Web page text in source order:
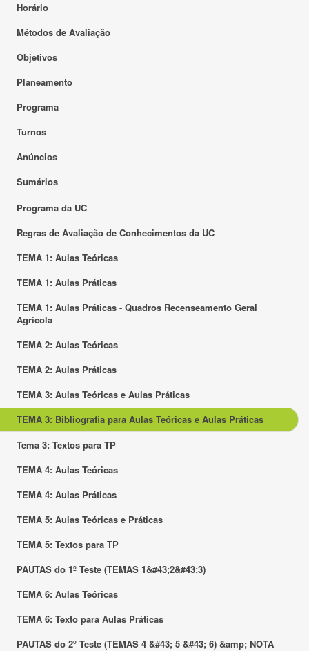
Horário
Métodos de Avaliação
Objetivos
Planeamento
Programa
Turnos
Anúncios
Sumários
Programa da UC
Regras de Avaliação de Conhecimentos da UC
TEMA 1: Aulas Teóricas
TEMA 1: Aulas Práticas
TEMA 1: Aulas Práticas - Quadros Recenseamento Geral
Agrícola
TEMA 2: Aulas Teóricas
TEMA 2: Aulas Práticas
TEMA 3: Aulas Teóricas e Aulas Práticas
TEMA 3: Bibliografia para Aulas Teóricas e Aulas Práticas
Tema 3: Textos para TP
TEMA 4: Aulas Teóricas
TEMA 4: Aulas Práticas
TEMA 5: Aulas Teóricas e Práticas
TEMA 5: Textos para TP
PAUTAS do 1º Teste (TEMAS 1&#43;2&#43;3)
TEMA 6: Aulas Teóricas
TEMA 6: Texto para Aulas Práticas
PAUTAS do 2º Teste (TEMAS 4 &#43; 5 &#43; 6) &amp; NOTA